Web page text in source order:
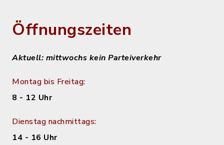
Öffnungszeiten
Aktuell: mittwochs kein Parteiverkehr
Montag bis Freitag:
8 - 12 Uhr
Dienstag nachmittags:
14 - 16 Uhr